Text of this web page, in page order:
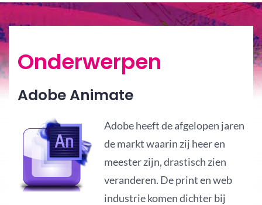
Onderwerpen
Adobe Animate
Adobe heeft de afgelopen jaren
de markt waarin zij heer en
meester zijn, drastisch zien
veranderen. De print en web
industrie komen dichter bij